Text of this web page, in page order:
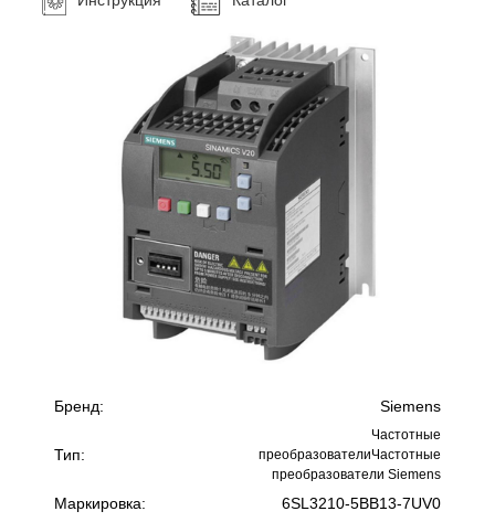
Бренд: Siemens
Тип:
Частотные
преобразователиЧастотные
преобразователи Siemens
Маркировка:
6SL3210-5BB13-7UV0